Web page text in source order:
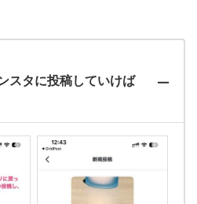
スタに投稿していけば